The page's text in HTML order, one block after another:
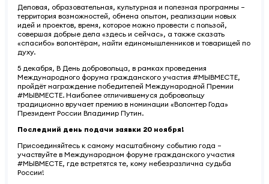
Деловая, образовательная, культурная и полезная программы –
территория возможностей, обмена опытом, реализации новых
идей и проектов, время, которое можно провести с пользой,
совершая добрые дела «здесь и сейчас», а также сказать
«спасибо» волонтёрам, найти единомышленников и товарищей по
духу.
5 декабря, В День добровольца, в рамках проведения
Международного форума гражданского участия #МЫВМЕСТЕ,
пройдёт награждение победителей Международной Премии
#МЫВМЕСТЕ. Наиболее отличившемуся добровольцу
традиционно вручает премию в номинации «Волонтер Года»
Президент России Владимир Путин.
Последний день подачи заявки 20 ноября!
Присоединяйтесь к самому масштабному событию года –
участвуйте в Международном форуме гражданского участия
#МЫВМЕСТЕ, где встретятся те, кому небезразлична судьба
России!